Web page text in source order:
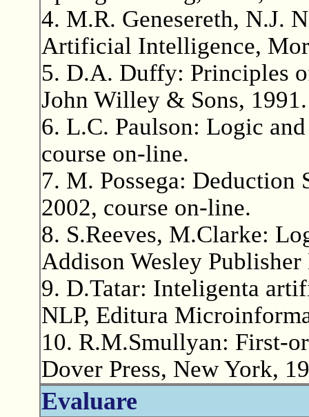
4. M.R. Genesereth, N.J.
Artificial Intelligence,
5. D.A. Duffy: Principles
John Willey & Sons, 1991.
6. L.C. Paulson: Logic
course on-line.
7. M. Possega:
2002, course on-line.
8. S.Reeves, M.Clarke:
Addison Wesley
9. D.Tatar: Inteligenta
NLP, Editura
10. R.M.Smullyan: First-
Dover Press, New York,
Evaluare